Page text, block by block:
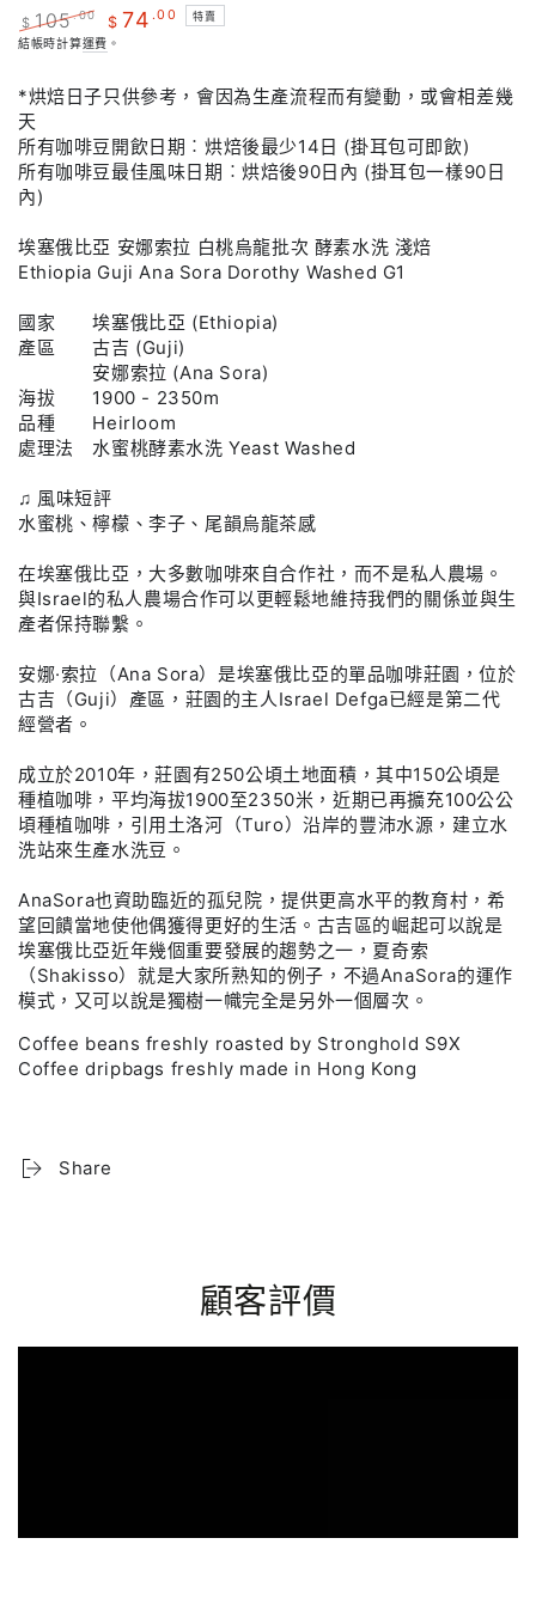
量
埃
俄
比
亞
｜
娜
拉
白
桃
烏
龍
次
素
水
洗
淺
焙
｜
咖
啡
豆
掛
包
量
俄
比
亞
娜
拉
白
桃
烏
龍
次
素
水
淺
焙
咖
啡
豆
掛
包
正
價
格
$ 105.00
特
價
$ 74 .00 特賣
結帳時計算運費 。
*烘焙日子只供參考，會因為生產流程而有變動，或會相差幾
天
所有咖啡豆開飲日期︰烘焙後最少14日 (掛耳包可即飲)
所有咖啡豆最佳風味日期︰烘焙後90日內 (掛耳包一樣90日
內)
埃塞俄比亞 安娜索拉 白桃烏龍批次 酵素水洗 淺焙
Ethiopia Guji Ana Sora Dorothy Washed G1
國家 埃塞俄比亞 (Ethiopia)
產區 古吉 (Guji)
安娜索拉 (Ana Sora)
海拔 1900 - 2350m
品種 Heirloom
處理法 水蜜桃酵素水洗 Yeast Washed
♫ 風味短評
水蜜桃、檸檬、李子、尾韻烏龍茶感
在埃塞俄比亞，大多數咖啡來自合作社，而不是私人農場。
與Israel的私人農場合作可以更輕鬆地維持我們的關係並與生
產者保持聯繫。
安娜·索拉（Ana Sora）是埃塞俄比亞的單品咖啡莊園，位於
古吉（Guji）產區，莊園的主人Israel Defga已經是第二代
經營者。
成立於2010年，莊園有250公頃土地面積，其中150公頃是
種植咖啡，平均海拔1900至2350米，近期已再擴充100公公
頃種植咖啡，引用土洛河（Turo）沿岸的豐沛水源，建立水
洗站來生產水洗豆。
AnaSora也資助臨近的孤兒院，提供更高水平的教育村，希
望回饋當地使他偶獲得更好的生活。古吉區的崛起可以說是
埃塞俄比亞近年幾個重要發展的趨勢之一，夏奇索
（Shakisso）就是大家所熟知的例子，不過AnaSora的運作
模式，又可以說是獨樹一幟完全是另外一個層次。
Coffee beans freshly roasted by Stronghold S9X
Coffee dripbags freshly made in Hong Kong
Share
顧客評價